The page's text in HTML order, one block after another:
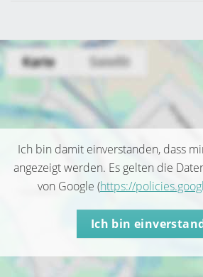
Ich bin damit einverstanden, dass
angezeigt werden. Es gelten die
von Google (https://
Ich bin